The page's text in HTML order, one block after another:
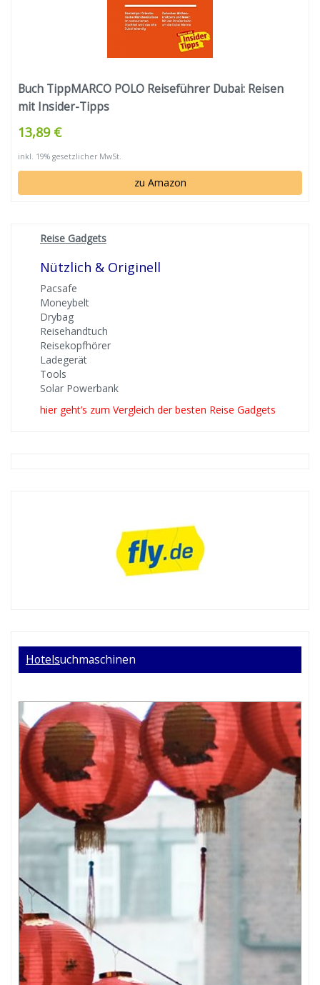
Buch TippMARCO POLO Reiseführer Dubai: Reisen
mit Insider-Tipps
13,89 €
inkl. 19% gesetzlicher MwSt.
zu Amazon
Reise Gadgets
Nützlich & Originell
Pacsafe
Moneybelt
Drybag
Reisehandtuch
Reisekopfhörer
Ladegerät
Tools
Solar Powerbank
hier geht’s zum Vergleich der besten Reise Gadgets
Hotelsuchmaschinen